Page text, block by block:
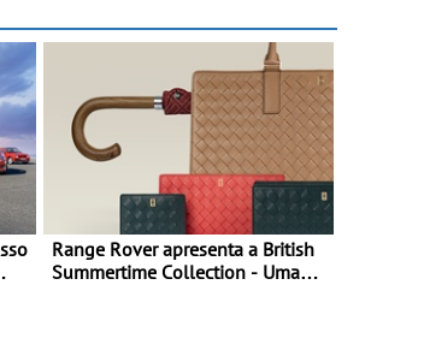
Range Rover apresenta a British
Summertime Collection - Uma